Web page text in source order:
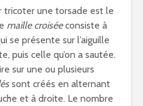
tricoter une torsade est le
maille croiséeconsiste à
se présente sur l’aiguille
puis celle qu’on a sautée.
sur une ou plusieurs
sont créés en alternant
et à droite. Le nombre